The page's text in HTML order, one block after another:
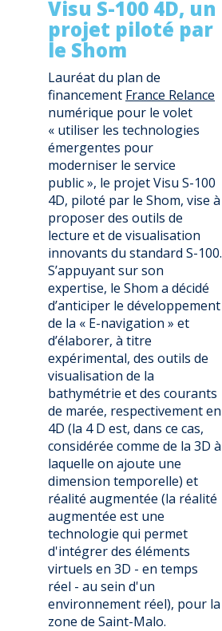
Visu S-100 4D, un
projet piloté par
le Shom
Lauréat du plan de
financement France Relance
numérique pour le volet
« utiliser les technologies
émergentes pour
moderniser le service
public », le projet Visu S-100
4D, piloté par le Shom, vise à
proposer des outils de
lecture et de visualisation
innovants du standard S-100.
S’appuyant sur son
expertise, le Shom a décidé
d’anticiper le développement
de la « E-navigation » et
d’élaborer, à titre
expérimental, des outils de
visualisation de la
bathymétrie et des courants
de marée, respectivement en
4D (la 4 D est, dans ce cas,
considérée comme de la 3D à
laquelle on ajoute une
dimension temporelle) et
réalité augmentée (la réalité
augmentée est une
technologie qui permet
d'intégrer des éléments
virtuels en 3D - en temps
réel - au sein d'un
environnement réel), pour la
zone de Saint-Malo.